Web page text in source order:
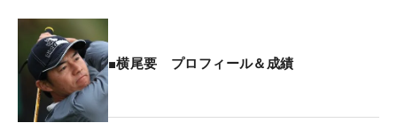
（笑）」とリラックスムードで初陣に臨む。
日本大学ゴルフ部出身の横尾は同期の片山晋呉、宮
本勝昌とともに活躍し、「日大三羽ガラス」と呼ば
■横尾要 プロフィール＆成績